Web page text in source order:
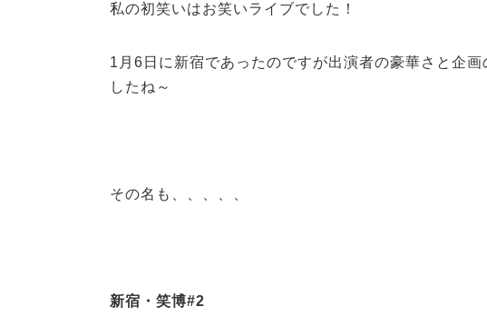
私の初笑いはお笑いライブでした！
1月6日に新宿であったのですが出演者の豪華さと企
したね～
その名も、、、、、
新宿・笑博#2